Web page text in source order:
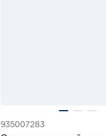
935007283